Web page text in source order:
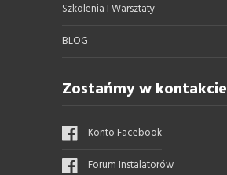
Szkolenia I Warsztaty
BLOG
Zostańmy w kontakcie
Konto Facebook
Forum Instalatorów